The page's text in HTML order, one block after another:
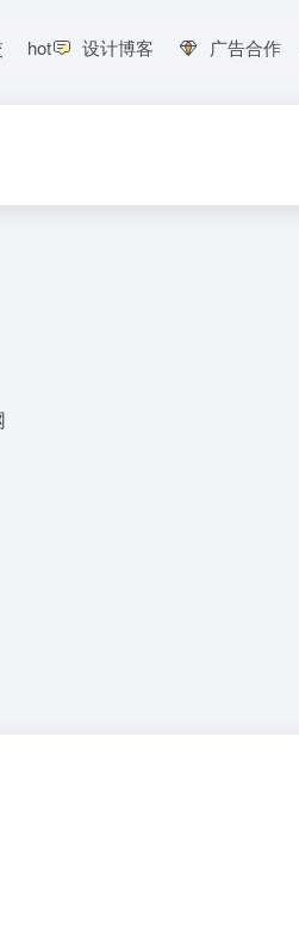
hot 设计博客 广告合作